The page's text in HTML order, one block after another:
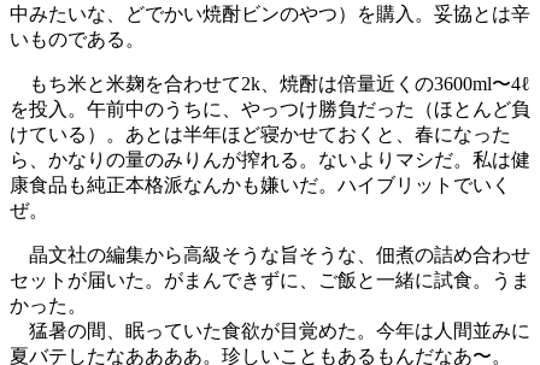
中みたいな、どでかい焼酎ビンのやつ）を購入。妥協とは辛
いものである。
もち米と米麹を合わせて2k、焼酎は倍量近くの3600ml〜4ℓ
を投入。午前中のうちに、やっつけ勝負だった（ほとんど負
けている）。あとは半年ほど寝かせておくと、春になった
ら、かなりの量のみりんが搾れる。ないよりマシだ。私は健
康食品も純正本格派なんかも嫌いだ。ハイブリットでいく
ぜ。
晶文社の編集から高級そうな旨そうな、佃煮の詰め合わせ
セットが届いた。がまんできずに、ご飯と一緒に試食。うま
かった。
猛暑の間、眠っていた食欲が目覚めた。今年は人間並みに
夏バテしたなああああ。珍しいこともあるもんだなあ〜。